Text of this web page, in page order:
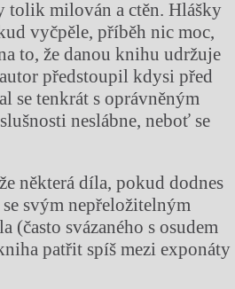
tolik milován a ctěn. Hlášky
vyčpěle, příběh nic moc,
to, že danou knihu udržuje
předstoupil kdysi před
se tenkrát s oprávněným
neslábne, neboť se
některá díla, pokud dodnes
svým nepřeložitelným
(často svázaného s osudem
patřit spíš mezi exponáty